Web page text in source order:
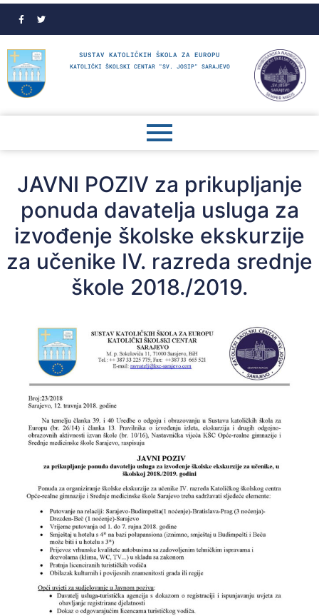
SUSTAV KATOLIČKIH ŠKOLA ZA EUROPU
KATOLIČKI ŠKOLSKI CENTAR "SV. JOSIP" SARAJEVO
JAVNI POZIV za prikupljanje
ponuda davatelja usluga za
izvođenje školske ekskurzije
za učenike IV. razreda srednje
škole 2018./2019.